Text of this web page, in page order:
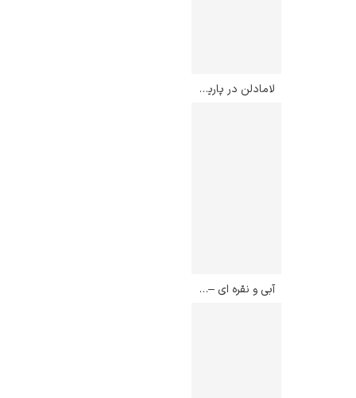
پرفروش‌ترین
تابلوها
لامادلن در پاریس – آنتون بلانشارد
آبی و نقره ای – جیمز مک نیل ویسلر